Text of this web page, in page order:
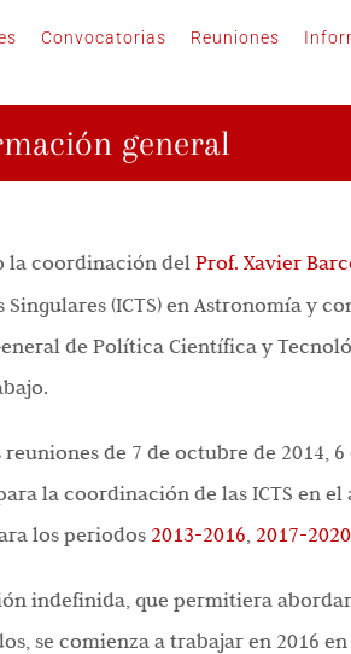
Convocatorias Reuniones
general
la coordinación delProf. Xavier
(ICTS) en Astronomía y
de Política Científica y
de 7 de octubre de 2014,
la coordinación de las ICTS en
los periodos 2013-2016, 2017-2020
indefinida, que permitiera
se comienza a trabajar en 2016